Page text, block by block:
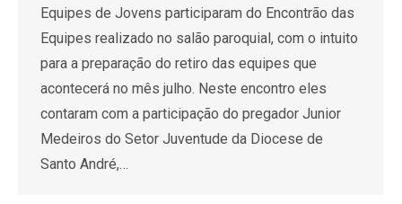
Equipes de Jovens participaram do Encontrão das
Equipes realizado no salão paroquial, com o intuito
para a preparação do retiro das equipes que
acontecerá no mês julho. Neste encontro eles
contaram com a participação do pregador Junior
Medeiros do Setor Juventude da Diocese de
Santo André,…